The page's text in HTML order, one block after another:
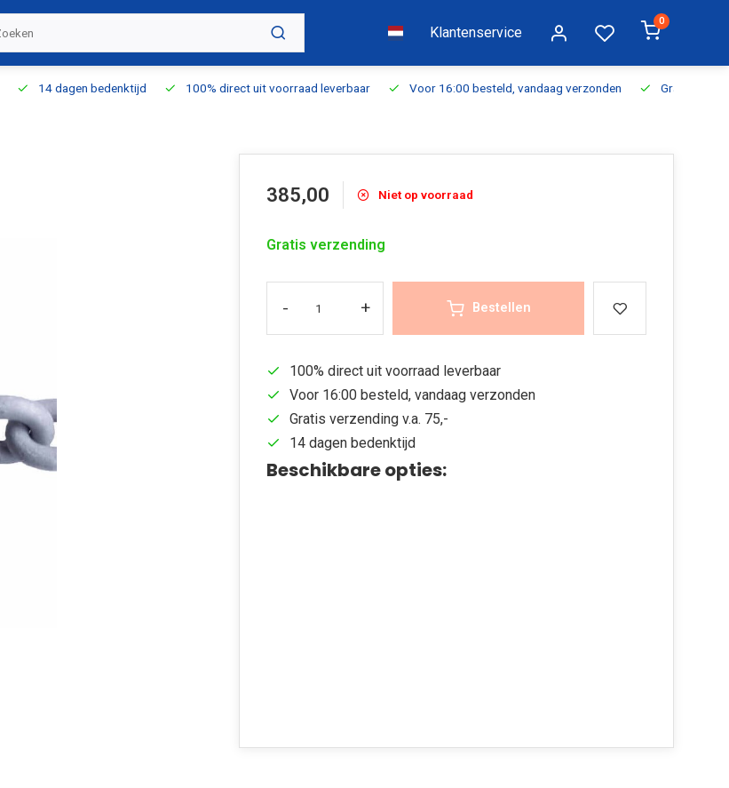
Klantenservice
0
14 dagen bedenktijd 100% direct uit voorraad leverbaar Voor 16:00 besteld, vandaag verzonden Gratis
385,00 Niet op voorraad
Gratis verzending
- + Bestellen
100% direct uit voorraad leverbaar
Voor 16:00 besteld, vandaag verzonden
Gratis verzending v.a. 75,-
14 dagen bedenktijd
Beschikbare opties: